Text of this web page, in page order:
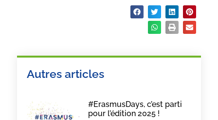
Autres articles
#ErasmusDays, c’est parti
pour l’édition 2025 !